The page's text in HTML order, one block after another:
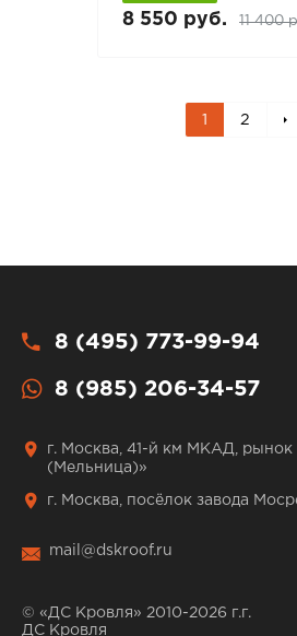
8 550 руб. 11 400
1 2
8 (495) 773-99-94
8 (985) 206-34-57
г. Москва, 41-й км МКАД, рынок
(Мельница)»
г. Москва, посёлок завода
mail@dskroof.ru
© «ДС Кровля» 2010-2026 г.г.
ДС Кровля